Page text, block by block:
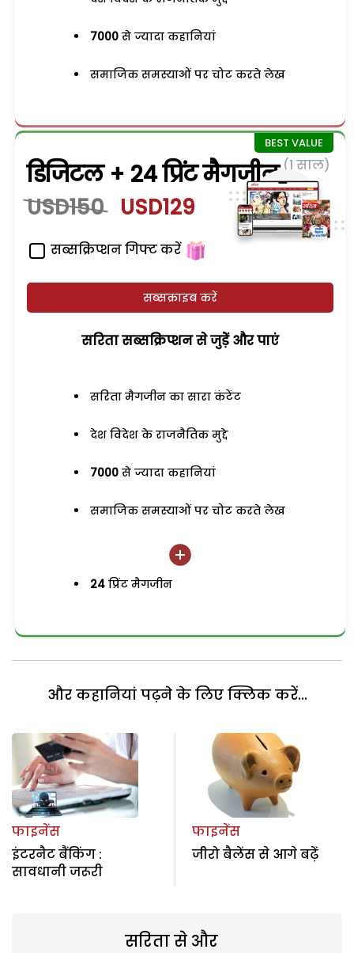
7000 से ज्यादा कहानियां
समाजिक समस्याओं पर चोट करते लेख
डिजिटल + 24 प्रिंट मैगजीन (1 साल)
USD150 USD129
सब्सक्रिप्शन गिफ्ट करें
सब्सक्राइब करें
सरिता सब्सक्रिप्शन से जुड़ेें और पाएं
सरिता मैगजीन का सारा कंटेंट
देश विदेश के राजनैतिक मुद्दे
7000 से ज्यादा कहानियां
समाजिक समस्याओं पर चोट करते लेख
24 प्रिंट मैगजीन
और कहानियां पढ़ने के लिए क्लिक करें...
फाइनेंस
इंटरनैट बैंकिंग :
सावधानी जरूरी
फाइनेंस
जीरो बैलेंस से आगे बढ़ें
सरिता से और